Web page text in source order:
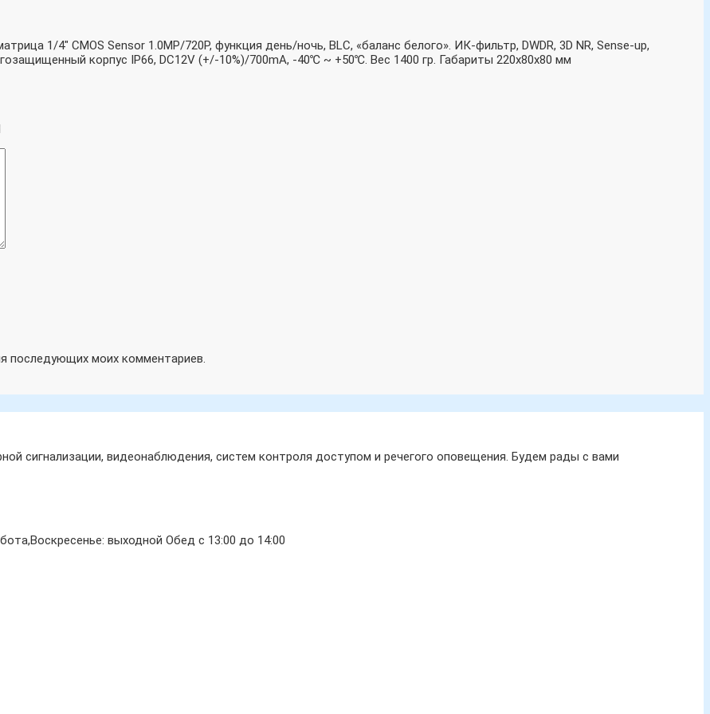
1/4″ CMOS Sensor 1.0MP/720P, функция день/ночь, BLC, «баланс белого». ИК-фильтр, DWDR, 3D NR, Sense-up,
корпус IP66, DC12V (+/-10%)/700mA, -40℃ ~ +50℃. Вес 1400 гр. Габариты 220х80х80 мм
последующих моих комментариев.
сигнализации, видеонаблюдения, систем контроля доступом и речегого оповещения. Будем рады с вами
выходной Обед с 13:00 до 14:00